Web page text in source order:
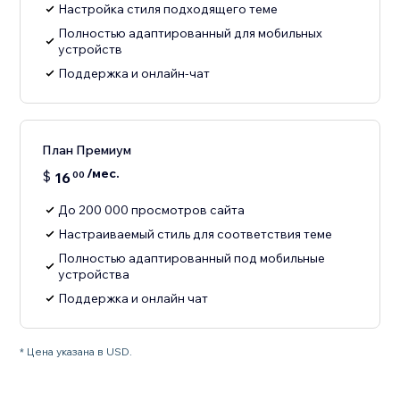
Настройка стиля подходящего теме
Полностью адаптированный для мобильных
устройств
Поддержка и онлайн-чат
План Премиум
$ 1600 /мес.
До 200 000 просмотров сайта
Настраиваемый стиль для соответствия теме
Полностью адаптированный под мобильные
устройства
Поддержка и онлайн чат
* Цена указана в USD.